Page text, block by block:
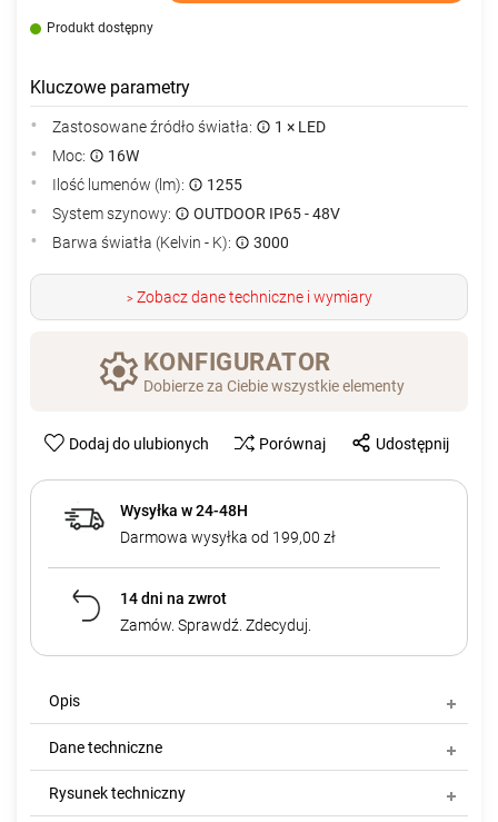
Produkt dostępny
Kluczowe parametry
Zastosowane źródło światła:
1 × LED
Moc:
16W
Ilość lumenów (lm):
1255
System szynowy:
OUTDOOR IP65 - 48V
Barwa światła (Kelvin - K):
3000
>Zobacz dane techniczne i wymiary
KONFIGURATOR
Dobierze za Ciebie wszystkie elementy
Dodaj do ulubionych Porównaj Udostępnij
Wysyłka w 24-48H
Darmowa wysyłka od 199,00 zł
14 dni na zwrot
Zamów. Sprawdź. Zdecyduj.
Opis
Dane techniczne
Rysunek techniczny